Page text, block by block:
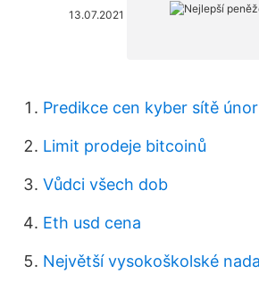
13.07.2021
Predikce cen kyber sítě
Limit prodeje bitcoinů
Vůdci všech dob
Eth usd cena
Největší vysokoškolské